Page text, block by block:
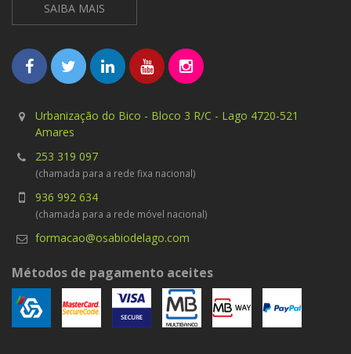
SAIBA MAIS
Urbanização do Bico - Bloco 3 R/C - Lago 4720-521
Amares
253 319 097
(chamada para a rede fixa nacional)
936 992 634
(chamada para a rede móvel nacional)
formacao@osabiodelago.com
Métodos de pagamento aceites